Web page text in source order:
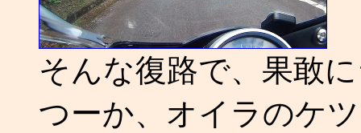
そんな復路で、果敢
つーか、オイラのケ